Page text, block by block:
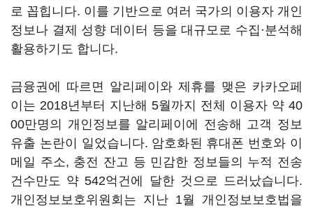
로 꼽힙니다. 이를 기반으로 여러 국가의 이용자 개인
정보나 결제 성향 데이터 등을 대규모로 수집·분석해
활용하기도 합니다.
금융권에 따르면 알리페이와 제휴를 맺은 카카오페
이는 2018년부터 지난해 5월까지 전체 이용자 약 40
00만명의 개인정보를 알리페이에 전송해 고객 정보
유출 논란이 일었습니다. 암호화된 휴대폰 번호와 이
메일 주소, 충전 잔고 등 민감한 정보들의 누적 전송
건수만도 약 542억건에 달한 것으로 드러났습니다.
개인정보보호위원회는 지난 1월 개인정보보호법을